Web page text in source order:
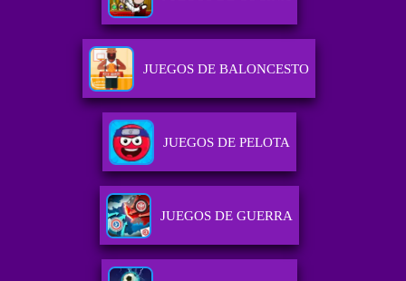
JUEGOS DE BALONCESTO
JUEGOS DE PELOTA
JUEGOS DE GUERRA